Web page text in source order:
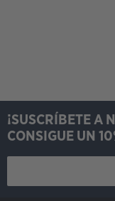
¡SUSCRÍBETE A
CONSIGUE UN